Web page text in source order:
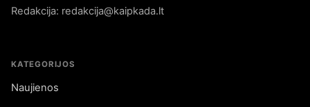
Redakcija: redakcija@kaipkada.lt
KATEGORIJOS
Naujienos